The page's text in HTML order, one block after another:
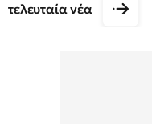
τελευταία νέα